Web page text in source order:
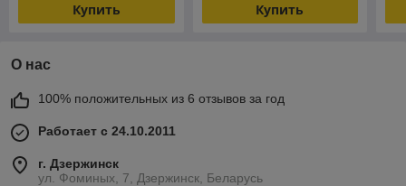
Купить Купить
О нас
100% положительных из 6 отзывов за год
Работает с 24.10.2011
г. Дзержинск
ул. Фоминых, 7, Дзержинск, Беларусь